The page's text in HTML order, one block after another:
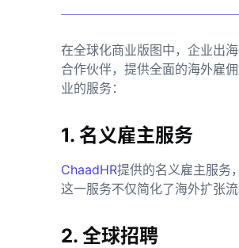
在全球化商业版图中，企业出
合作伙伴，提供全面的海外雇
业的服务：
1. 名义雇主服务
ChaadHR提供的名义雇主服务
这一服务不仅简化了海外扩张
2. 全球招聘